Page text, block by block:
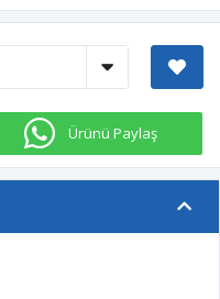
Ürünü Paylaş